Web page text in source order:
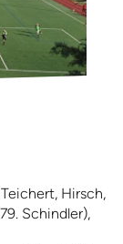
Hirsch,
Schindler),